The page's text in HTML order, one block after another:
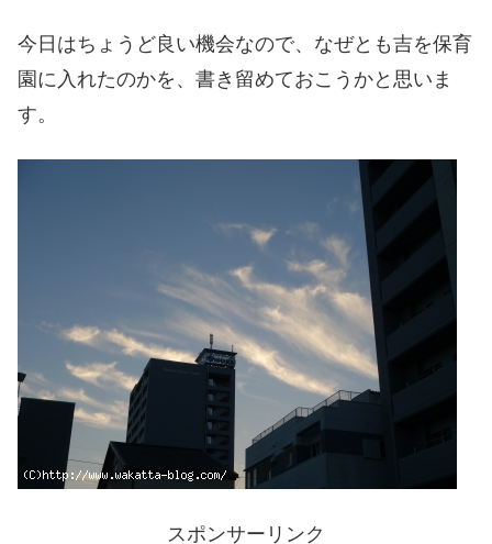
今日はちょうど良い機会なので、なぜとも吉を保育
園に入れたのかを、書き留めておこうかと思いま
す。
スポンサーリンク